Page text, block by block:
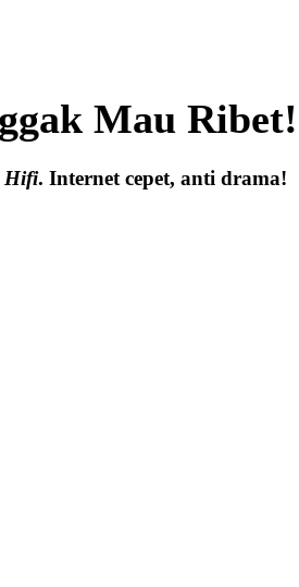
Mau Ribet!
Hifi. Internet cepet, anti drama!